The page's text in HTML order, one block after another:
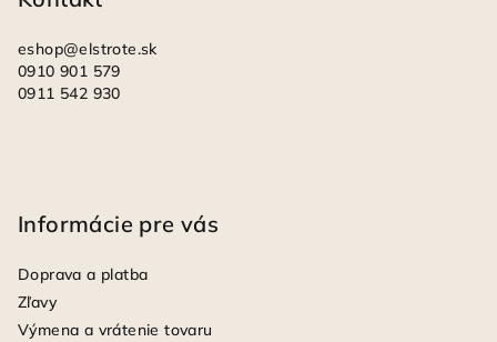
eshop@elstrote.sk
0910 901 579
0911 542 930
Informácie pre vás
Doprava a platba
Zľavy
Výmena a vrátenie tovaru